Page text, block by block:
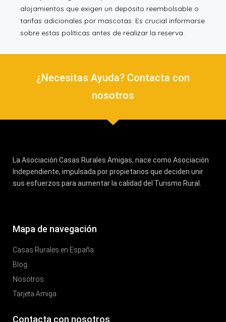
alojamientos que exigen un depósito reembolsable o
tarifas adicionales por mascotas. Es crucial informarse
sobre estas políticas antes de realizar la reserva.
¿Necesitas Ayuda? Contacta con
nosotros
La Asociación Casas Rurales Amigas, nace como Asociación
Independiente, impulsada por propietarios que deciden unir
sus esfuerzos para aumentar la calidad del Turismo Rural.
Mapa de navegación
Casas Rurales en España
Blog
Nosotros
Tarjeta Amiga
Contacta con nosotros